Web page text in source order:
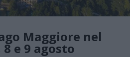
Maggiore nel
e 9 agosto